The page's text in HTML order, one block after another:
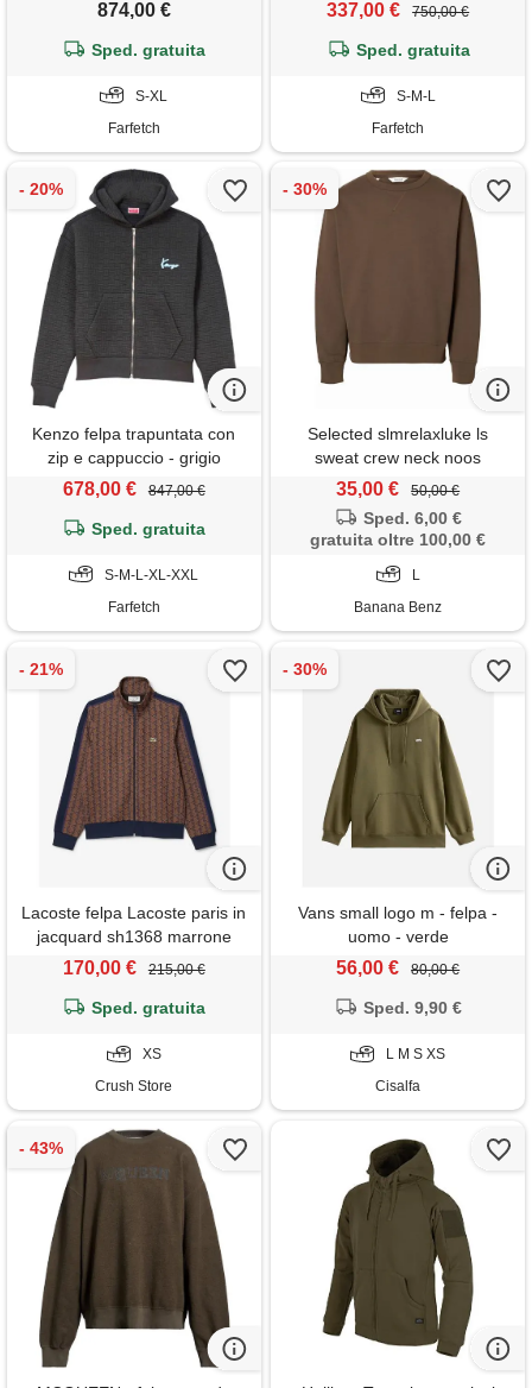
874,00 €
Sped. gratuita
S-XL
Farfetch
337,00 € 750,00 €
Sped. gratuita
S-M-L
Farfetch
Kenzo felpa trapuntata con
zip e cappuccio - grigio
678,00 € 847,00 €
Sped. gratuita
S-M-L-XL-XXL
Farfetch
Selected slmrelaxluke ls
sweat crew neck noos
35,00 € 50,00 €
Sped. 6,00 €
gratuita oltre 100,00 €
L
Banana Benz
Lacoste felpa Lacoste paris in
jacquard sh1368 marrone
170,00 € 215,00 €
Sped. gratuita
XS
Crush Store
Vans small logo m - felpa -
uomo - verde
56,00 € 80,00 €
Sped. 9,90 €
L M S XS
Cisalfa